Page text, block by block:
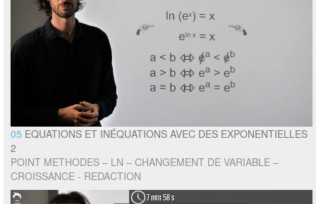
05 EQUATIONS ET INÉQUATIONS AVEC DES EXPONENTIELLES
2
POINT METHODES – LN – CHANGEMENT DE VARIABLE –
CROISSANCE - REDACTION
7 min 58 s